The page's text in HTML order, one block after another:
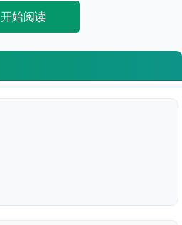
开始阅读